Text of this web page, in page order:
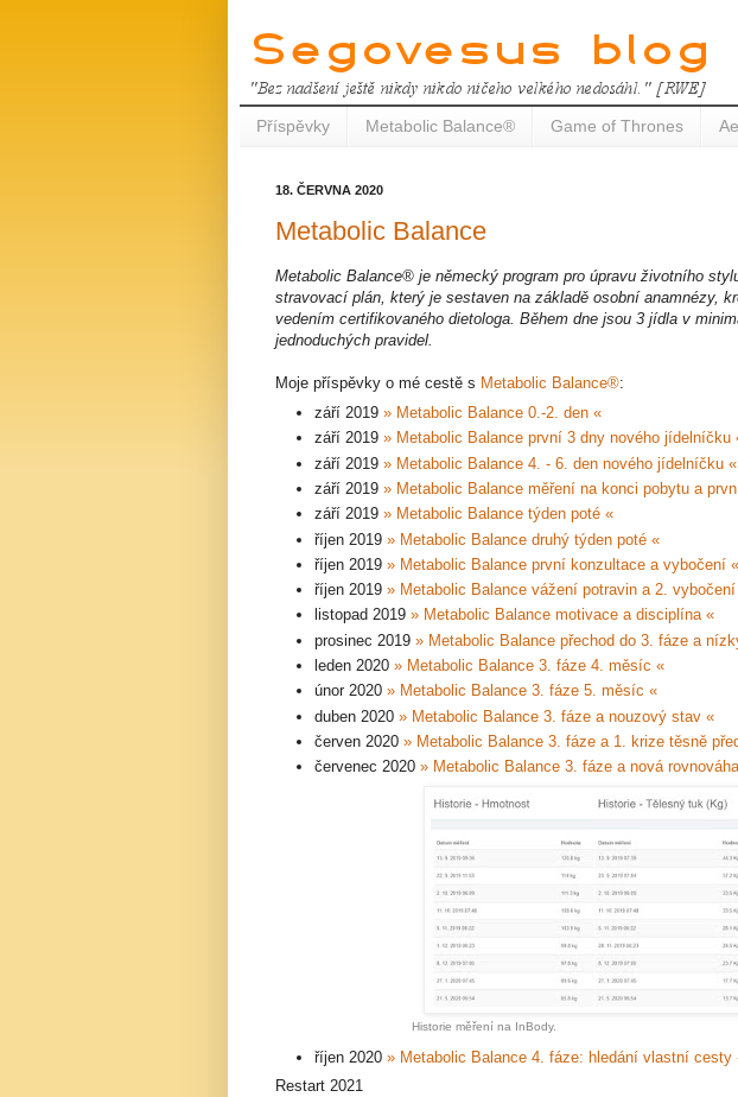
Příspěvky Metabolic Balance® Game of Thrones
18. ČERVNA 2020
Metabolic Balance
Metabolic Balance® je německý program pro úpravu životního
stravovací plán, který je sestaven na základě osobní anamnézy,
vedením certifikovaného dietologa. Během dne jsou 3 jídla v
jednoduchých pravidel.
Moje příspěvky o mé cestě s Metabolic Balance®:
září 2019 » Metabolic Balance 0.-2. den «
září 2019 » Metabolic Balance první 3 dny nového jídelníčku
září 2019 » Metabolic Balance 4. - 6. den nového jídelníčku «
září 2019 » Metabolic Balance měření na konci pobytu a
září 2019 » Metabolic Balance týden poté «
říjen 2019 » Metabolic Balance druhý týden poté «
říjen 2019 » Metabolic Balance první konzultace a vybočení «
říjen 2019 » Metabolic Balance vážení potravin a 2.
listopad 2019 » Metabolic Balance motivace a disciplína «
prosinec 2019 » Metabolic Balance přechod do 3. fáze a
leden 2020 » Metabolic Balance 3. fáze 4. měsíc «
únor 2020 » Metabolic Balance 3. fáze 5. měsíc «
duben 2020 » Metabolic Balance 3. fáze a nouzový stav «
červen 2020 » Metabolic Balance 3. fáze a 1. krize těsně
červenec 2020 » Metabolic Balance 3. fáze a nová
Historie měření na InBody.
říjen 2020 » Metabolic Balance 4. fáze: hledání vlastní cesty
Restart 2021